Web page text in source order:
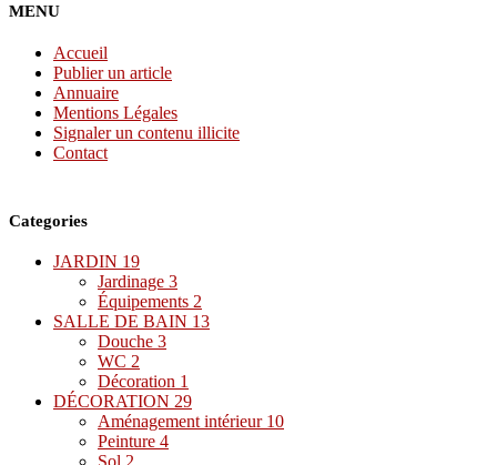
MENU
Accueil
Publier un article
Annuaire
Mentions Légales
Signaler un contenu illicite
Contact
Categories
JARDIN 19
Jardinage 3
Équipements 2
SALLE DE BAIN 13
Douche 3
WC 2
Décoration 1
DÉCORATION 29
Aménagement intérieur 10
Peinture 4